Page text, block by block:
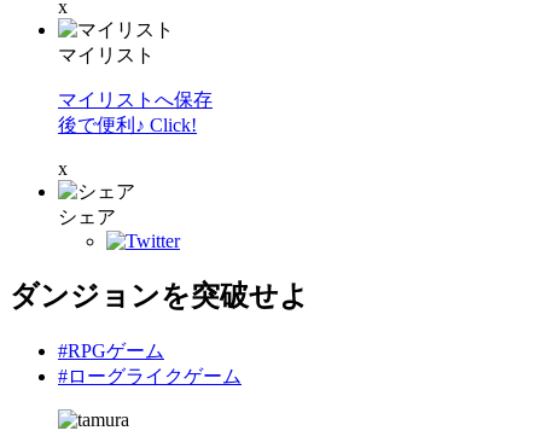
x
マイリスト
マイリストへ保存
後で便利♪ Click!
x
シェア
ダンジョンを突破せよ
#RPGゲーム
#ローグライクゲーム